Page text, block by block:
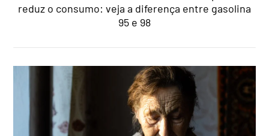
reduz o consumo: veja a diferença entre gasolina
95 e 98